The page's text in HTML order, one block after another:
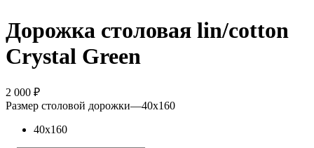
Дорожка столовая lin/cotton
Crystal Green
2 000 ₽
Размер столовой дорожки—40х160
40х160